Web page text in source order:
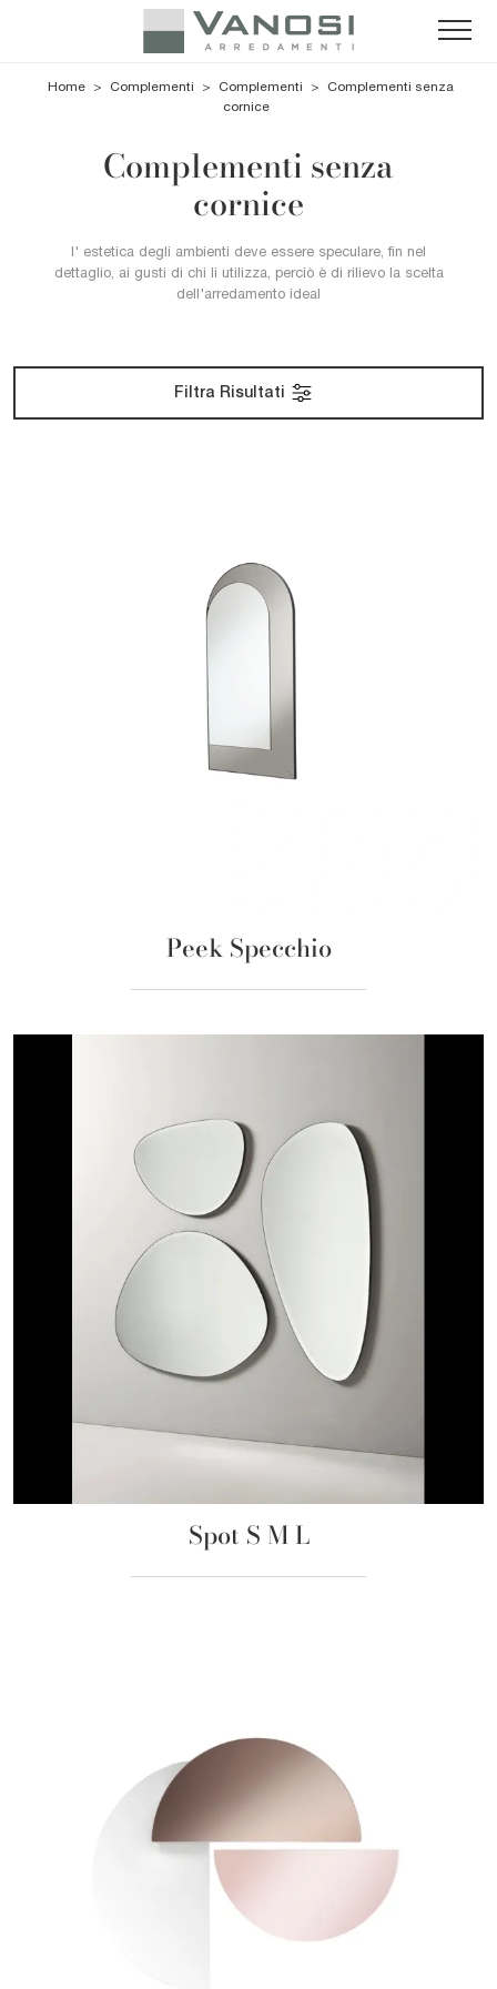
Home > Complementi > Complementi >
Complementi senza
cornice
Complementi senza
cornice
l' estetica degli ambienti deve essere speculare, fin nel
dettaglio, ai gusti di chi li utilizza, perciò è di rilievo la scelta
dell'arredamento ideal
Filtra Risultati
Peek Specchio
Spot S M L